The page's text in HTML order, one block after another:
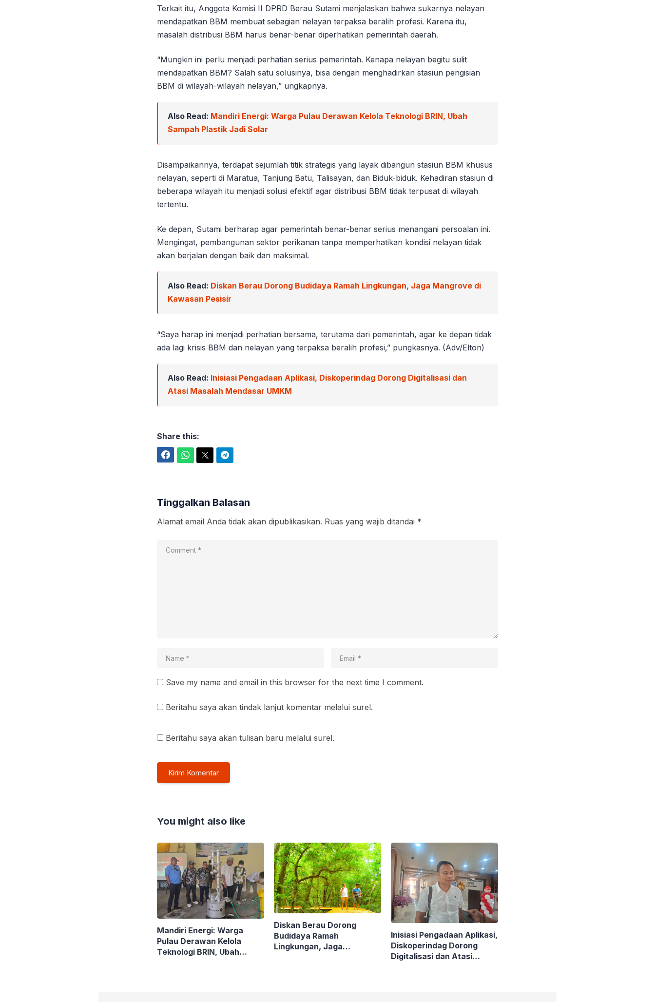
Terkait itu, Anggota Komisi II DPRD Berau Sutami menjelaskan bahwa sukarnya nelayan
mendapatkan BBM membuat sebagian nelayan terpaksa beralih profesi. Karena itu,
masalah distribusi BBM harus benar-benar diperhatikan pemerintah daerah.
“Mungkin ini perlu menjadi perhatian serius pemerintah. Kenapa nelayan begitu sulit
mendapatkan BBM? Salah satu solusinya, bisa dengan menghadirkan stasiun pengisian
BBM di wilayah-wilayah nelayan,” ungkapnya.
Also Read: Mandiri Energi: Warga Pulau Derawan Kelola Teknologi BRIN, Ubah
Sampah Plastik Jadi Solar
Disampaikannya, terdapat sejumlah titik strategis yang layak dibangun stasiun BBM khusus
nelayan, seperti di Maratua, Tanjung Batu, Talisayan, dan Biduk-biduk. Kehadiran stasiun di
beberapa wilayah itu menjadi solusi efektif agar distribusi BBM tidak terpusat di wilayah
tertentu.
Ke depan, Sutami berharap agar pemerintah benar-benar serius menangani persoalan ini.
Mengingat, pembangunan sektor perikanan tanpa memperhatikan kondisi nelayan tidak
akan berjalan dengan baik dan maksimal.
Also Read: Diskan Berau Dorong Budidaya Ramah Lingkungan, Jaga Mangrove di
Kawasan Pesisir
“Saya harap ini menjadi perhatian bersama, terutama dari pemerintah, agar ke depan tidak
ada lagi krisis BBM dan nelayan yang terpaksa beralih profesi,” pungkasnya. (Adv/Elton)
Also Read: Inisiasi Pengadaan Aplikasi, Diskoperindag Dorong Digitalisasi dan
Atasi Masalah Mendasar UMKM
Share this:
Tinggalkan Balasan
Alamat email Anda tidak akan dipublikasikan. Ruas yang wajib ditandai *
Save my name and email in this browser for the next time I comment.
Beritahu saya akan tindak lanjut komentar melalui surel.
Beritahu saya akan tulisan baru melalui surel.
You might also like
Mandiri Energi: Warga
Pulau Derawan Kelola
Teknologi BRIN, Ubah
Diskan Berau Dorong
Budidaya Ramah
Lingkungan, Jaga
Inisiasi Pengadaan Aplikasi,
Diskoperindag Dorong
Digitalisasi dan Atasi